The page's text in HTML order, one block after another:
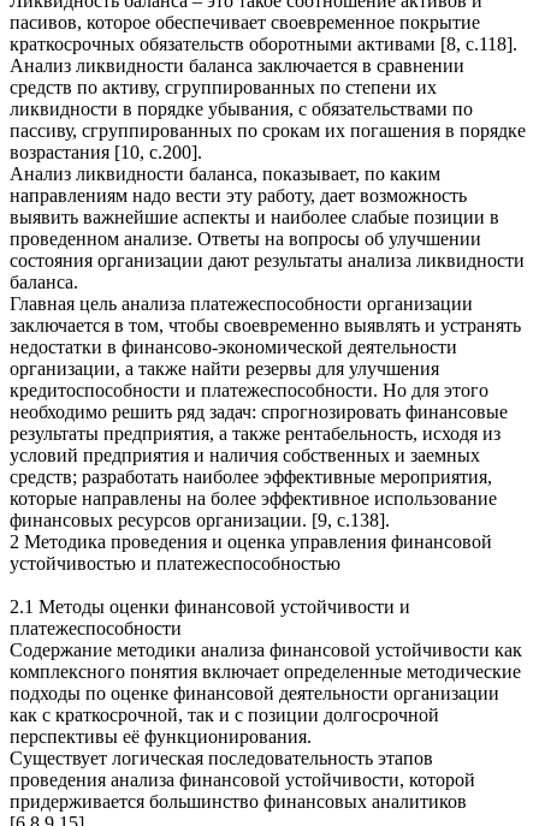
пасивов, которое обеспечивает своевременное покрытие
краткосрочных обязательств оборотными активами [8, с.118].
Анализ ликвидности баланса заключается в сравнении
средств по активу, сгруппированных по степени их
ликвидности в порядке убывания, с обязательствами по
пассиву, сгруппированных по срокам их погашения в порядке
возрастания [10, с.200].
Анализ ликвидности баланса, показывает, по каким
направлениям надо вести эту работу, дает возможность
выявить важнейшие аспекты и наиболее слабые позиции в
проведенном анализе. Ответы на вопросы об улучшении
состояния организации дают результаты анализа ликвидности
баланса.
Главная цель анализа платежеспособности организации
заключается в том, чтобы своевременно выявлять и устранять
недостатки в финансово-экономической деятельности
организации, а также найти резервы для улучшения
кредитоспособности и платежеспособности. Но для этого
необходимо решить ряд задач: спрогнозировать финансовые
результаты предприятия, а также рентабельность, исходя из
условий предприятия и наличия собственных и заемных
средств; разработать наиболее эффективные мероприятия,
которые направлены на более эффективное использование
финансовых ресурсов организации. [9, с.138].
2 Методика проведения и оценка управления финансовой
устойчивостью и платежеспособностью
2.1 Методы оценки финансовой устойчивости и
платежеспособности
Содержание методики анализа финансовой устойчивости как
комплексного понятия включает определенные методические
подходы по оценке финансовой деятельности организации
как с краткосрочной, так и с позиции долгосрочной
перспективы её функционирования.
Существует логическая последовательность этапов
проведения анализа финансовой устойчивости, которой
придерживается большинство финансовых аналитиков